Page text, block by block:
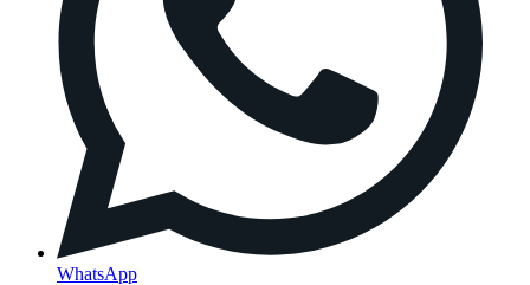
WhatsApp